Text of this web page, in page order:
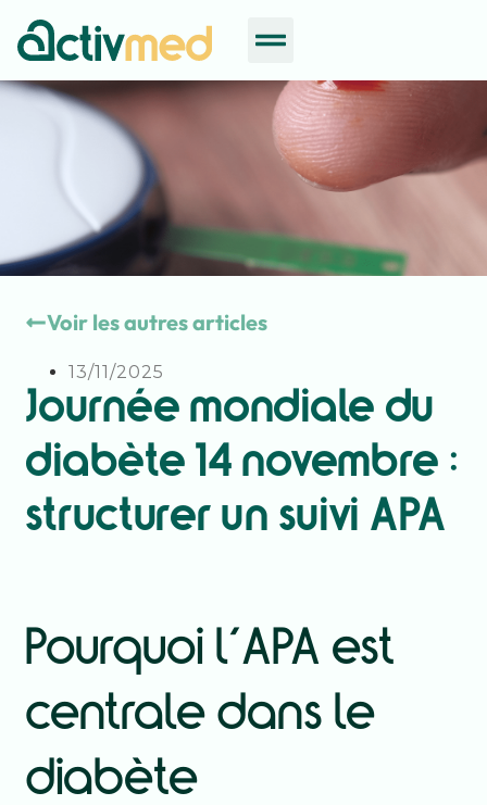
Voir les autres articles
13/11/2025
Journée mondiale du
diabète 14 novembre :
structurer un suivi APA
Pourquoi l’APA est
centrale dans le
diabète